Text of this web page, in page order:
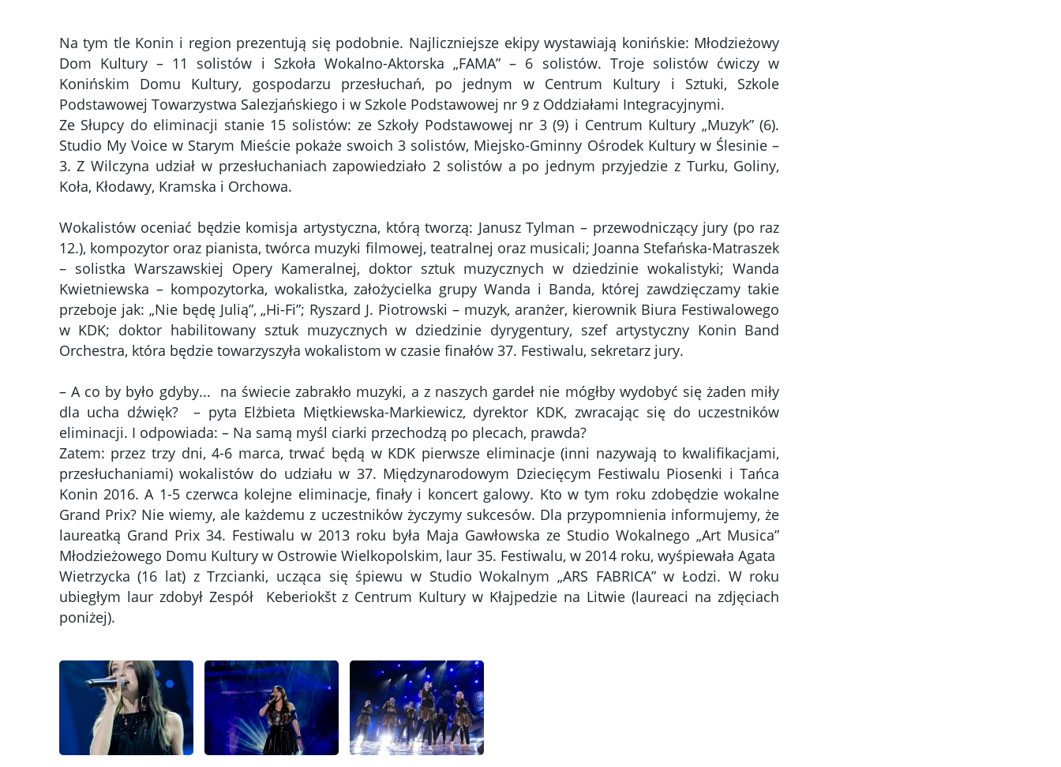
Na tym tle Konin i region prezentują się podobnie. Najliczniejsze ekipy wystawiają konińskie: Młodzieżowy
Dom Kultury – 11 solistów i Szkoła Wokalno-Aktorska „FAMA” – 6 solistów. Troje solistów ćwiczy w
Konińskim Domu Kultury, gospodarzu przesłuchań, po jednym w Centrum Kultury i Sztuki, Szkole
Podstawowej Towarzystwa Salezjańskiego i w Szkole Podstawowej nr 9 z Oddziałami Integracyjnymi.
Ze Słupcy do eliminacji stanie 15 solistów: ze Szkoły Podstawowej nr 3 (9) i Centrum Kultury „Muzyk” (6).
Studio My Voice w Starym Mieście pokaże swoich 3 solistów, Miejsko-Gminny Ośrodek Kultury w Ślesinie –
3. Z Wilczyna udział w przesłuchaniach zapowiedziało 2 solistów a po jednym przyjedzie z Turku, Goliny,
Koła, Kłodawy, Kramska i Orchowa.
Wokalistów oceniać będzie komisja artystyczna, którą tworzą: Janusz Tylman – przewodniczący jury (po raz
12.), kompozytor oraz pianista, twórca muzyki filmowej, teatralnej oraz musicali; Joanna Stefańska-Matraszek
– solistka Warszawskiej Opery Kameralnej, doktor sztuk muzycznych w dziedzinie wokalistyki; Wanda
Kwietniewska – kompozytorka, wokalistka, założycielka grupy Wanda i Banda, której zawdzięczamy takie
przeboje jak: „Nie będę Julią”, „Hi-Fi”; Ryszard J. Piotrowski – muzyk, aranżer, kierownik Biura Festiwalowego
w KDK; doktor habilitowany sztuk muzycznych w dziedzinie dyrygentury, szef artystyczny Konin Band
Orchestra, która będzie towarzyszyła wokalistom w czasie finałów 37. Festiwalu, sekretarz jury.
– A co by było gdyby... na świecie zabrakło muzyki, a z naszych gardeł nie mógłby wydobyć się żaden miły
dla ucha dźwięk? – pyta Elżbieta Miętkiewska-Markiewicz, dyrektor KDK, zwracając się do uczestników
eliminacji. I odpowiada: – Na samą myśl ciarki przechodzą po plecach, prawda?
Zatem: przez trzy dni, 4-6 marca, trwać będą w KDK pierwsze eliminacje (inni nazywają to kwalifikacjami,
przesłuchaniami) wokalistów do udziału w 37. Międzynarodowym Dziecięcym Festiwalu Piosenki i Tańca
Konin 2016. A 1-5 czerwca kolejne eliminacje, finały i koncert galowy. Kto w tym roku zdobędzie wokalne
Grand Prix? Nie wiemy, ale każdemu z uczestników życzymy sukcesów. Dla przypomnienia informujemy, że
laureatką Grand Prix 34. Festiwalu w 2013 roku była Maja Gawłowska ze Studio Wokalnego „Art Musica”
Młodzieżowego Domu Kultury w Ostrowie Wielkopolskim, laur 35. Festiwalu, w 2014 roku, wyśpiewała Agata
Wietrzycka (16 lat) z Trzcianki, ucząca się śpiewu w Studio Wokalnym „ARS FABRICA” w Łodzi. W roku
ubiegłym laur zdobył Zespół Keberiokšt z Centrum Kultury w Kłajpedzie na Litwie (laureaci na zdjęciach
poniżej).